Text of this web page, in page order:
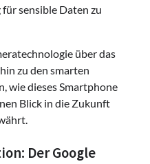
sensible Daten zu
über das
zu den smarten
wie dieses Smartphone
Blick in die Zukunft
Der Google